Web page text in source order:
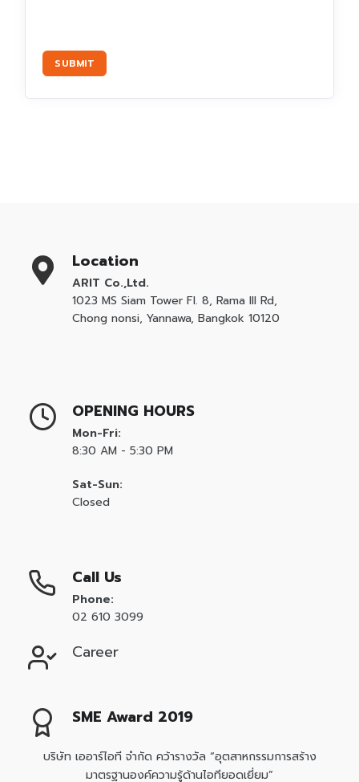
SUBMIT
Location
ARIT Co.,Ltd.
1023 MS Siam Tower Fl. 8, Rama III Rd,
Chong nonsi, Yannawa, Bangkok 10120
OPENING HOURS
Mon-Fri:
8:30 AM - 5:30 PM
Sat-Sun:
Closed
Call Us
Phone:
02 610 3099
Career
SME Award 2019
บริษัท เออาร์ไอที จำกัด คว้ารางวัล “อุตสาหกรรมการสร้าง
มาตรฐานองค์ความรู้ด้านไอทียอดเยี่ยม”